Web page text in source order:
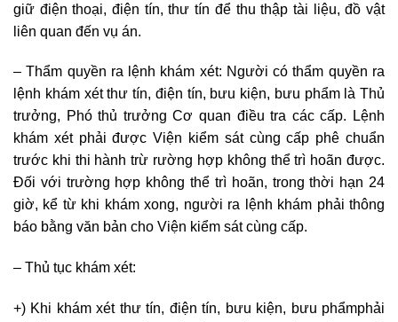
giữ điện thoại, điện tín, thư tín để thu thập tài liệu, đồ vật
liên quan đến vụ án.
– Thẩm quyền ra lệnh khám xét: Người có thẩm quyền ra
lệnh khám xét thư tín, điện tín, bưu kiện, bưu phẩm là Thủ
trưởng, Phó thủ trưởng Cơ quan điều tra các cấp. Lệnh
khám xét phải được Viện kiểm sát cùng cấp phê chuẩn
trước khi thi hành trừ rường hợp không thể trì hoãn được.
Đối với trường hợp không thể trì hoãn, trong thời hạn 24
giờ, kể từ khi khám xong, người ra lệnh khám phải thông
báo bằng văn bản cho Viện kiểm sát cùng cấp.
– Thủ tục khám xét:
+) Khi khám xét thư tín, điện tín, bưu kiện, bưu phẩmphải